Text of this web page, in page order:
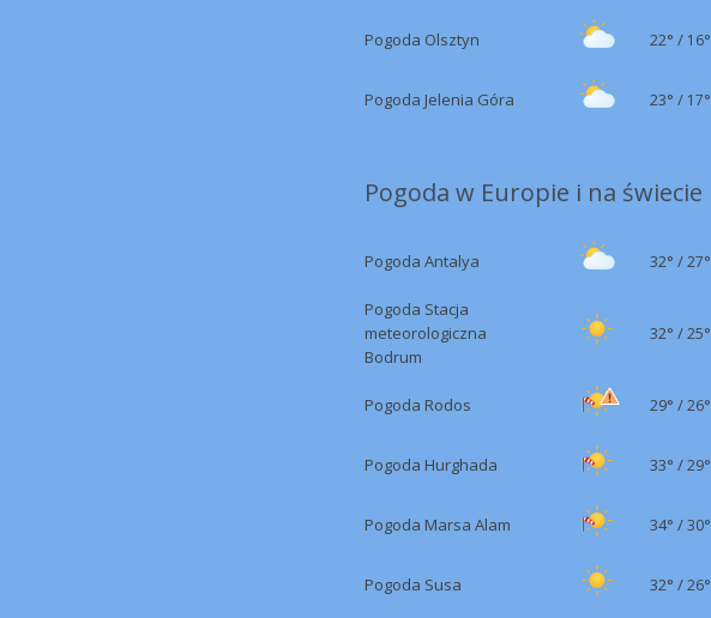
Pogoda Olsztyn 22° / 16°
Pogoda Jelenia Góra 23° / 17°
Pogoda w Europie i na świecie
Pogoda Antalya 32° /27°
Pogoda Stacja
meteorologiczna
Bodrum
32° /25°
Pogoda Rodos 29° /26°
Pogoda Hurghada 33° /29°
Pogoda Marsa Alam 34° /30°
Pogoda Susa 32° /26°